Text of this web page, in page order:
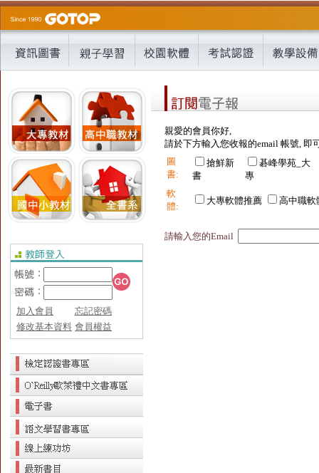
加入會員
忘記密碼
修改基本資料 會員權益
親愛的會員你好,
請於下方輸入您收報的email 帳號, 即
圖
書:
搶鮮新
書
碁峰學苑_大
專
軟
體:
大專軟體推薦 高中職軟
請輸入您的Email